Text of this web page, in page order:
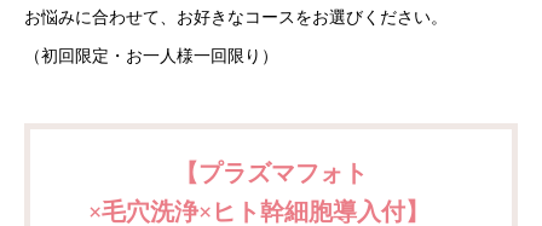
お悩みに合わせて、お好きなコースをお選びください。
（初回限定・お一人様一回限り）
【プラズマフォト
×毛穴洗浄×ヒト幹細胞導入付】